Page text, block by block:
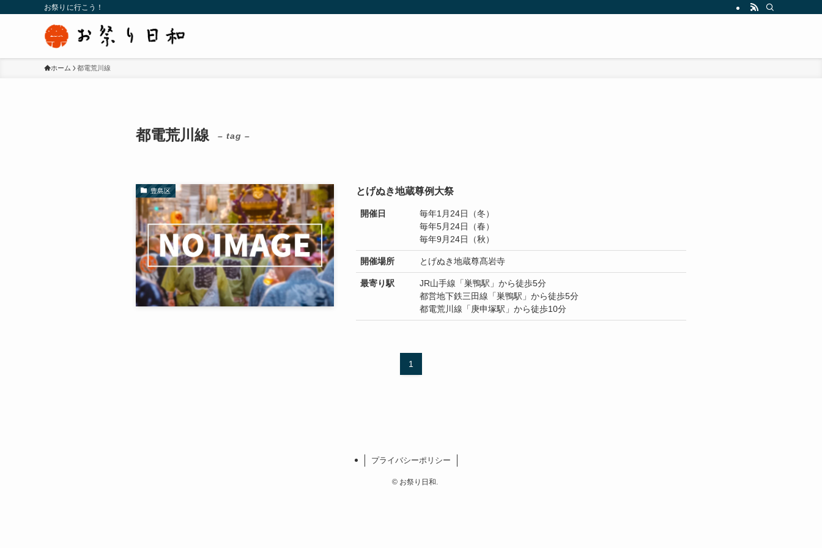
お祭りに行こう！
ホーム 都電荒川線
都電荒川線 – tag –
豊島区 とげぬき地蔵尊例大祭
開催日
毎年1月24日（冬）
毎年5月24日（春）
毎年9月24日（秋）
開催場所 とげぬき地蔵尊髙岩寺
最寄り駅
JR山手線「巣鴨駅」から徒歩5分
都営地下鉄三田線「巣鴨駅」から徒歩5分
都電荒川線「庚申塚駅」から徒歩10分
1
プライバシーポリシー
©お祭り日和.